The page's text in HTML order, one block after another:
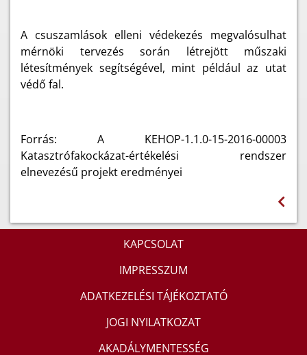
A csuszamlások elleni védekezés megvalósulhat
mérnöki tervezés során létrejött műszaki
létesítmények segítségével, mint például az utat
védő fal.
Forrás: A KEHOP-1.1.0-15-2016-00003
Katasztrófakockázat-értékelési rendszer
elnevezésű projekt eredményei
KAPCSOLAT
IMPRESSZUM
ADATKEZELÉSI TÁJÉKOZTATÓ
JOGI NYILATKOZAT
AKADÁLYMENTESSÉG